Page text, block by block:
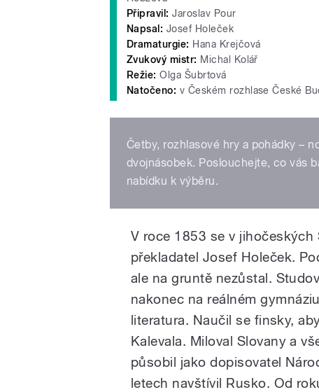
Připravil: Jaroslav Pour
Napsal: Josef Holeček
Dramaturgie: Hana Krejčová
Zvukový mistr: Michal Kolář
Režie: Olga Šubrtová
Natočeno: v Českém rozhlase České
Četby, rozhlasové hry a pohádky –
dvojnásobek. Poslouchejte, co vás
nabídku k výběru.
V roce 1853 se v
překladatel Josef Holeček.
ale na gruntě nezůstal.
nakonec na reálném
literatura. Naučil se finsky,
Kalevala. Miloval Slovany a
působil jako dopisovatel
letech navštívil Rusko. Od